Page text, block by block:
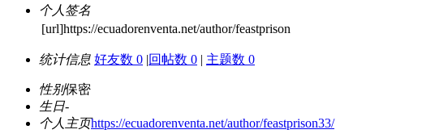
个人签名
[url]https://ecuadorenventa.net/author/feastprison
统计信息 好友数 0 |回帖数 0 | 主题数 0
性别保密
生日-
个人主页https://ecuadorenventa.net/author/feastprison33/